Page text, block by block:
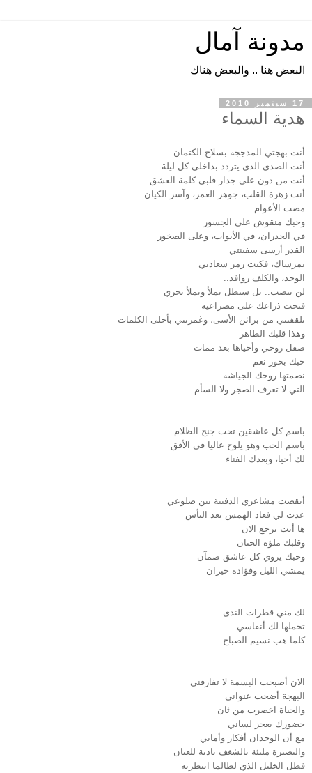
مدونة آمال
البعض هنا .. والبعض هناك
17 سبتمبر 2010
هدية السماء
أنت بهجتي المدججة بسلاح الكتمان
أنت الصدى الذي يتردد بداخلي كل ليلة
أنت من دون على جدار قلبي كلمة العشق
أنت زهرة القلب، جوهر العمر، وآسر الكيان
مضت الأعوام ..
وحبك منقوش على الجسور
في الجدران، في الأبواب، وعلى الصخور
القدر أرسى سفينتي
بمرساك، فكنت رمز سعادتي
الوجد، والكلف روافد..
لن تنضب.. بل ستظل تملأ وتملأ بحري
فتحت ذراعك على مصراعيه
تلقفتني من براثن الأسى، وغمرتني بأحلى الكلمات
وهذا قلبك الطاهر
صقل روحي وأحياها بعد ممات
حبك بحور نغم
نضمتها روحك الجياشة
التي لا تعرف الضجر ولا السأم
باسم كل عاشقين تحت جنح الظلام
باسم الحب وهو يلوح عاليا في الأفق
لك أحيا، وبعدك الفناء
أيقضت مشاعري الدفينة بين ضلوعي
عدت لي فعاد الهمس بعد اليأس
ها أنت ترجع الان
وقلبك ملؤه الحنان
وحبك يروي كل عاشق ضمآن
يمشي الليل وفؤاده حيران
لك مني قطرات الندى
تحملها لك أنفاسي
كلما هب نسيم الصباح
الان أصبحت البسمة لا تفارقني
البهجة أضحت عنواني
والحياة اخضرت من ثان
حضورك يعجز لساني
مع أن الوجدان أفكار وأماني
والبصيرة مليئة بالشغف بادية للعيان
فظل الخليل الذي لطالما انتظرته